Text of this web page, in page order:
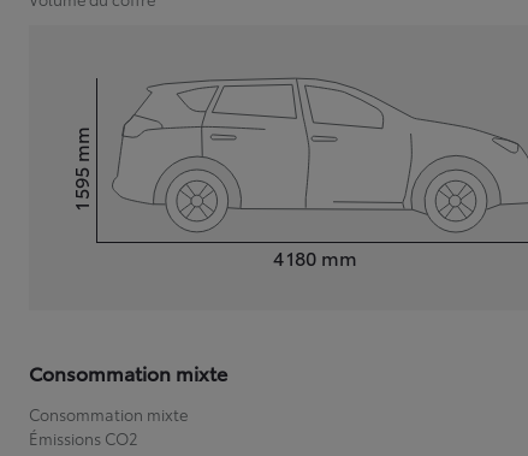
4 180 mm
Hauteur1 595
mm
Consommation mixte
Consommation mixte
Émissions CO2